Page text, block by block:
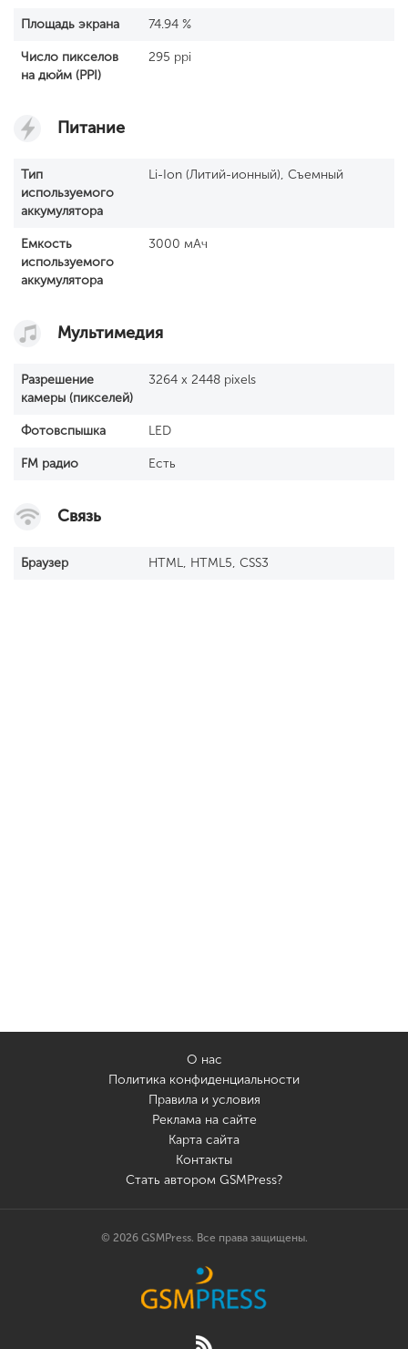
Площадь экрана 74.94 %
Число пикселов
на дюйм (PPI)
295 ppi
Питание
Тип
используемого
аккумулятора
Li-Ion (Литий-ионный), Съемный
Емкость
используемого
аккумулятора
3000 мАч
Мультимедия
Разрешение
камеры (пикселей)
3264 x 2448 pixels
Фотовспышка LED
FM радио Есть
Связь
Браузер HTML, HTML5, CSS3
О нас
Политика конфиденциальности
Правила и условия
Реклама на сайте
Карта сайта
Контакты
Стать автором GSMPress?
© 2026 GSMPress. Все права защищены.